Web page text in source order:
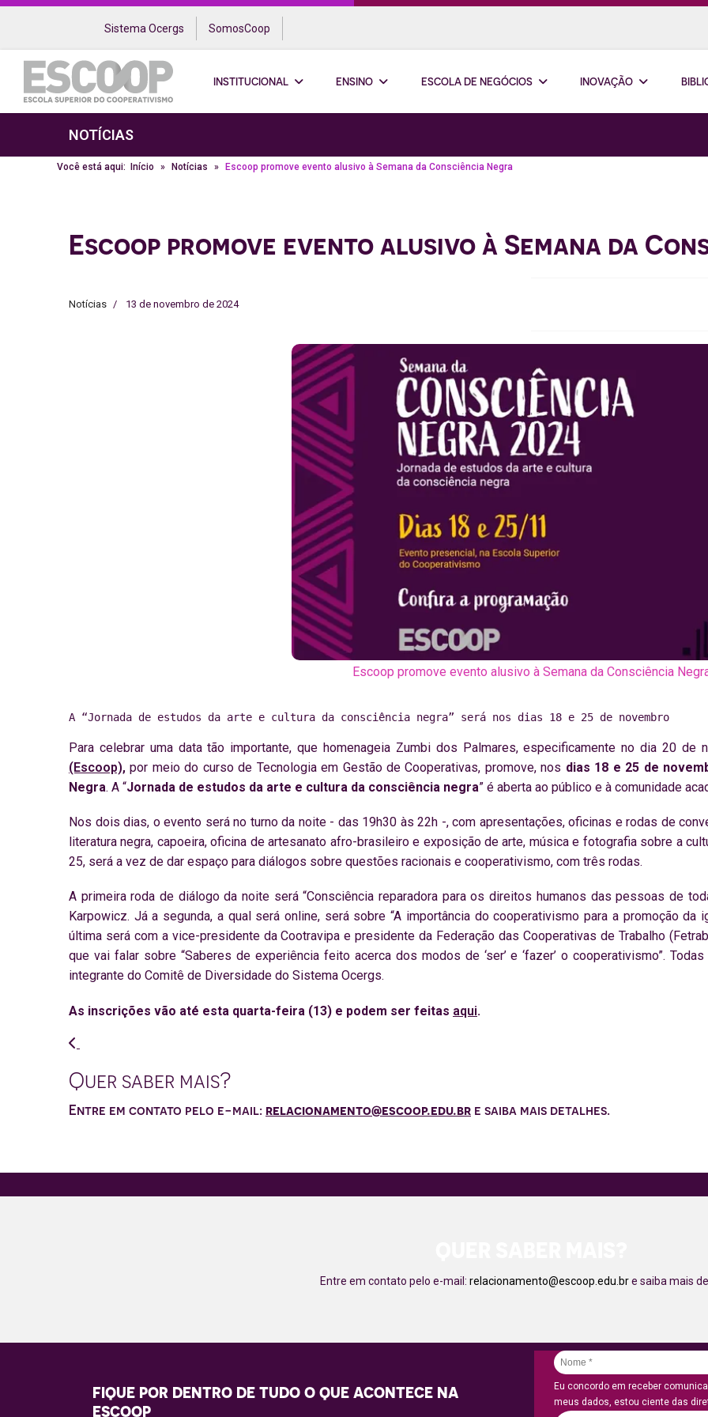
Sistema Ocergs SomosCoop
INSTITUCIONAL ENSINO ESCOLA DE NEGÓCIOS INOVAÇÃO
NOTÍCIAS
Você está aqui: Início Notícias Escoop promove evento alusivo à Semana da Consciência Negra
Escoop promove evento alusivo à Semana da
Notícias 13 de novembro de 2024
Escoop promove evento alusivo à Semana da Consciência
A “Jornada de estudos da arte e cultura da consciência negra” será nos dias 18 e 25 de novembro
Para celebrar uma data tão importante, que homenageia Zumbi dos Palmares, especificamente no dia 20 de
(Escoop), por meio do curso de Tecnologia em Gestão de Cooperativas, promove, nos dias 18 e 25 de
Negra. A “Jornada de estudos da arte e cultura da consciência negra” é aberta ao público e à comunidade
Nos dois dias, o evento será no turno da noite - das 19h30 às 22h -, com apresentações, oficinas e rodas de
literatura negra, capoeira, oficina de artesanato afro-brasileiro e exposição de arte, música e fotografia sobre a
25, será a vez de dar espaço para diálogos sobre questões racionais e cooperativismo, com três rodas.
A primeira roda de diálogo da noite será “Consciência reparadora para os direitos humanos das pessoas de
Karpowicz. Já a segunda, a qual será online, será sobre “A importância do cooperativismo para a promoção da
última será com a vice-presidente da Cootravipa e presidente da Federação das Cooperativas de Trabalho
que vai falar sobre “Saberes de experiência feito acerca dos modos de ‘ser’ e ‘fazer’ o cooperativismo”.
integrante do Comitê de Diversidade do Sistema Ocergs.
As inscrições vão até esta quarta-feira (13) e podem ser feitas aqui.
Quer saber mais?
Entre em contato pelo e-mail: relacionamento@escoop.edu.br e saiba mais detalhes.
Entre em contato pelo e-mail: relacionamento@escoop.edu.bre saiba mais
FIQUE POR DENTRO DE TUDO O QUE ACONTECE NA
ESCOOP
Eu concordo em receber
meus dados, estou ciente das